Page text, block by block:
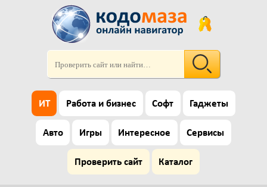
ИТ Работа и бизнес Софт Гаджеты
Авто Игры Интересное Сервисы
Проверить сайт Каталог